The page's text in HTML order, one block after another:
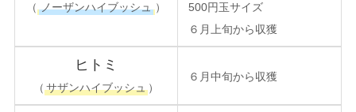
（ ノーザンハイブッシュ ）
500円玉サイズ
６月上旬から収獲
ヒトミ
（ サザンハイブッシュ）
６月中旬から収獲